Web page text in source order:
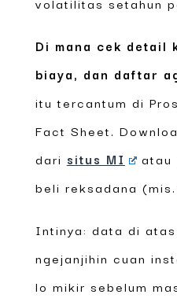
Di mana cek detail
biaya, dan daftar
itu tercantum di
Fact Sheet.
dari situs MI
atau
beli reksadana (mis.
Intinya: data di
ngejanjihin cuan
lo mikir sebelum